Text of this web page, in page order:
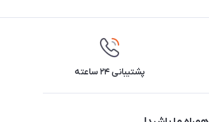
پشتیبانی ۲۴ ساعته